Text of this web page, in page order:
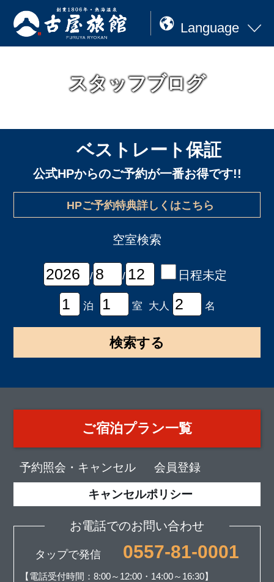
Language
スタッフブログ
ベストレート保証
公式HPからのご予約が一番お得です!!
HPご予約特典詳しくはこちら
空室検索
/ / 日程未定
泊 室 大人 名
ご宿泊プラン一覧
予約照会・キャンセル 会員登録
キャンセルポリシー
お電話でのお問い合わせ
タップで発信 0557-81-0001
【電話受付時間：8:00～12:00・14:00～16:30】